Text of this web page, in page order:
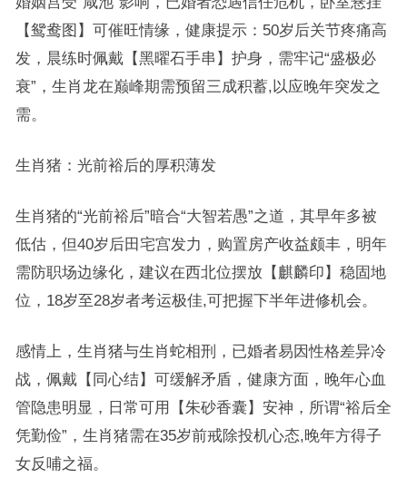
【鸳鸯图】可催旺情缘，健康提示：50岁后关节疼痛高
发，晨练时佩戴【黑曜石手串】护身，需牢记“盛极必
衰”，生肖龙在巅峰期需预留三成积蓄,以应晚年突发之
需。
生肖猪：光前裕后的厚积薄发
生肖猪的“光前裕后”暗合“大智若愚”之道，其早年多被
低估，但40岁后田宅宫发力，购置房产收益颇丰，明年
需防职场边缘化，建议在西北位摆放【麒麟印】稳固地
位，18岁至28岁者考运极佳,可把握下半年进修机会。
感情上，生肖猪与生肖蛇相刑，已婚者易因性格差异冷
战，佩戴【同心结】可缓解矛盾，健康方面，晚年心血
管隐患明显，日常可用【朱砂香囊】安神，所谓“裕后全
凭勤俭”，生肖猪需在35岁前戒除投机心态,晚年方得子
女反哺之福。